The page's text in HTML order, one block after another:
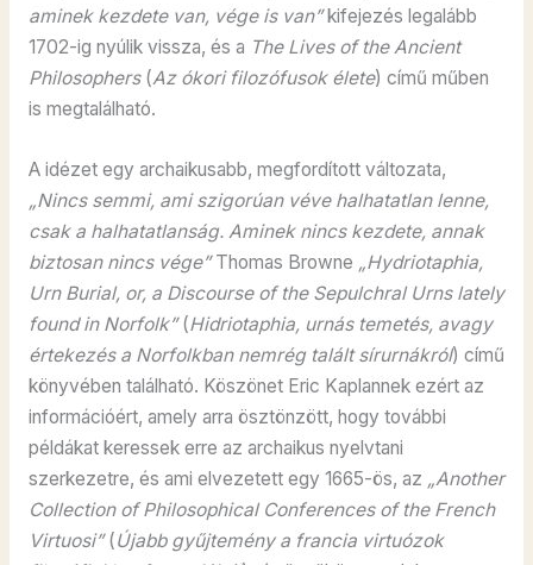
aminek kezdete van, vége is van”kifejezés legalább
1702-ig nyúlik vissza, és a The Lives of the Ancient
Philosophers(Az ókori filozófusok élete) című műben
is megtalálható.
A idézet egy archaikusabb, megfordított változata,
„Nincs semmi, ami szigorúan véve halhatatlan lenne,
csak a halhatatlanság. Aminek nincs kezdete, annak
biztosan nincs vége”Thomas Browne „Hydriotaphia,
Urn Burial, or, a Discourse of the Sepulchral Urns lately
found in Norfolk”(Hidriotaphia, urnás temetés, avagy
értekezés a Norfolkban nemrég talált sírurnákról) című
könyvében található. Köszönet Eric Kaplannek ezért az
információért, amely arra ösztönzött, hogy további
példákat keressek erre az archaikus nyelvtani
szerkezetre, és ami elvezetett egy 1665-ös, az „Another
Collection of Philosophical Conferences of the French
Virtuosi”(Újabb gyűjtemény a francia virtuózok